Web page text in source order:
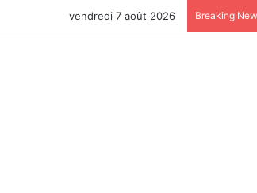
vendredi 7 août 2026 Breaking